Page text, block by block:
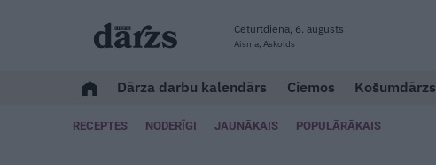
Ceturtdiena, 6. augusts
Aisma, Askolds
Dārza darbu kalendārs Ciemos Košumdārzs
RECEPTES NODERĪGI JAUNĀKAIS POPULĀRĀKAIS